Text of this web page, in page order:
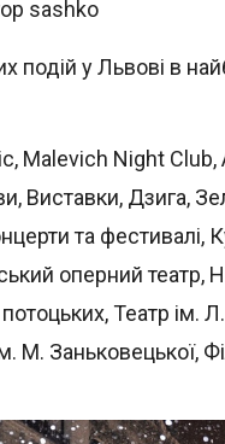
sashko
подій у Львові в
, Malevich Night Club,
, Виставки, Дзига,
та фестивалі,
оперний театр,
,Театр ім.
М. Заньковецької,